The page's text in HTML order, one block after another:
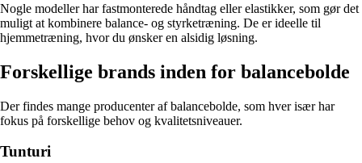
Nogle modeller har fastmonterede håndtag eller elastikker, som gør det
muligt at kombinere balance- og styrketræning. De er ideelle til
hjemmetræning, hvor du ønsker en alsidig løsning.
Forskellige brands inden for balancebolde
Der findes mange producenter af balancebolde, som hver især har
fokus på forskellige behov og kvalitetsniveauer.
Tunturi